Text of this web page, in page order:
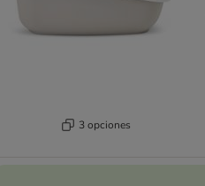
3 opciones